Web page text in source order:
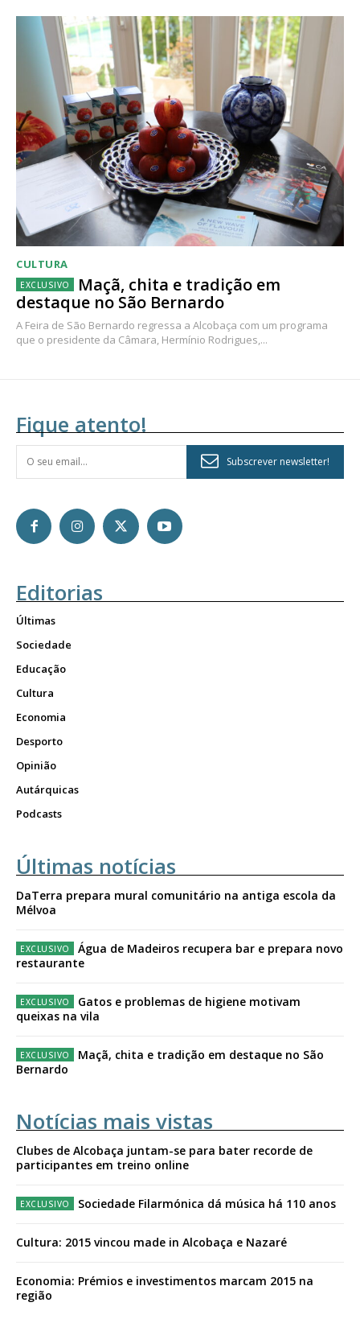
CULTURA
Maçã, chita e tradição em
destaque no São Bernardo
A Feira de São Bernardo regressa a Alcobaça com um programa
que o presidente da Câmara, Hermínio Rodrigues,...
Fique atento!
Subscrever newsletter!
Editorias
Últimas
Sociedade
Educação
Cultura
Economia
Desporto
Opinião
Autárquicas
Podcasts
Últimas notícias
DaTerra prepara mural comunitário na antiga escola da
Mélvoa
Água de Madeiros recupera bar e prepara novo
restaurante
Gatos e problemas de higiene motivam
queixas na vila
Maçã, chita e tradição em destaque no São
Bernardo
Notícias mais vistas
Clubes de Alcobaça juntam-se para bater recorde de
participantes em treino online
Sociedade Filarmónica dá música há 110 anos
Cultura: 2015 vincou made in Alcobaça e Nazaré
Economia: Prémios e investimentos marcam 2015 na
região